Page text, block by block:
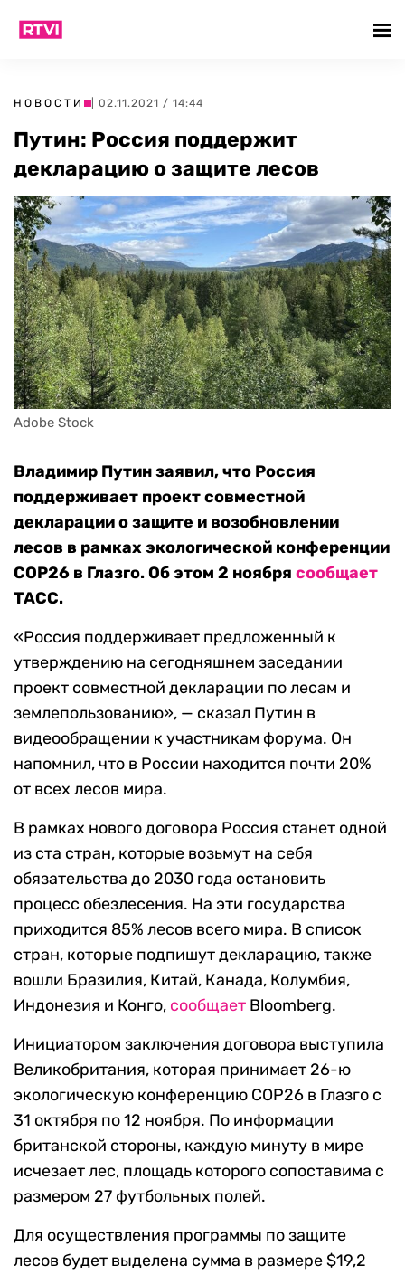
НОВОСТИ | 02.11.2021 / 14:44
Путин: Россия поддержит
декларацию о защите лесов
Adobe Stock
Владимир Путин заявил, что Россия
поддерживает проект совместной
декларации о защите и возобновлении
лесов в рамках экологической конференции
COP26 в Глазго. Об этом 2 ноября сообщает
ТАСС.
«Россия поддерживает предложенный к
утверждению на сегодняшнем заседании
проект совместной декларации по лесам и
землепользованию», — сказал Путин в
видеообращении к участникам форума. Он
напомнил, что в России находится почти 20%
от всех лесов мира.
В рамках нового договора Россия станет одной
из ста стран, которые возьмут на себя
обязательства до 2030 года остановить
процесс обезлесения. На эти государства
приходится 85% лесов всего мира. В список
стран, которые подпишут декларацию, также
вошли Бразилия, Китай, Канада, Колумбия,
Индонезия и Конго, сообщает Bloomberg.
Инициатором заключения договора выступила
Великобритания, которая принимает 26-ю
экологическую конференцию COP26 в Глазго с
31 октября по 12 ноября. По информации
британской стороны, каждую минуту в мире
исчезает лес, площадь которого сопоставима с
размером 27 футбольных полей.
Для осуществления программы по защите
лесов будет выделена сумма в размере $19,2